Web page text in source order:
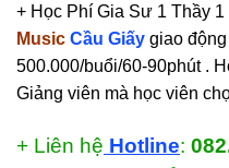
+ Học Phí Gia Sư 1 Thầy 1
Music Cầu Giấy giao
500.000/buổi/60-90phút .
Giảng viên mà học viên
+ Liên hệ Hotline: